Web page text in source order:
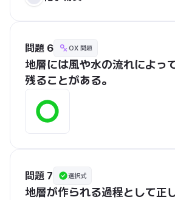
問題 6 OX 問題
地層には風や水の流れによっ
残ることがある。
問題 7 選択式
地層が作られる過程として正